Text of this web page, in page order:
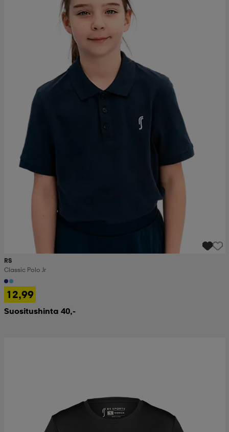
RS
Classic Polo Jr
12,99
Suositushinta 40,-